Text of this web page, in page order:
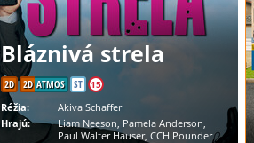
Bláznivá strela
2D 2D ATMOS ST 15
Réžia:
Akiva Schaffer
Hrajú:
Liam Neeson, Pamela Anderson,
Paul Walter Hauser, CCH Pounder